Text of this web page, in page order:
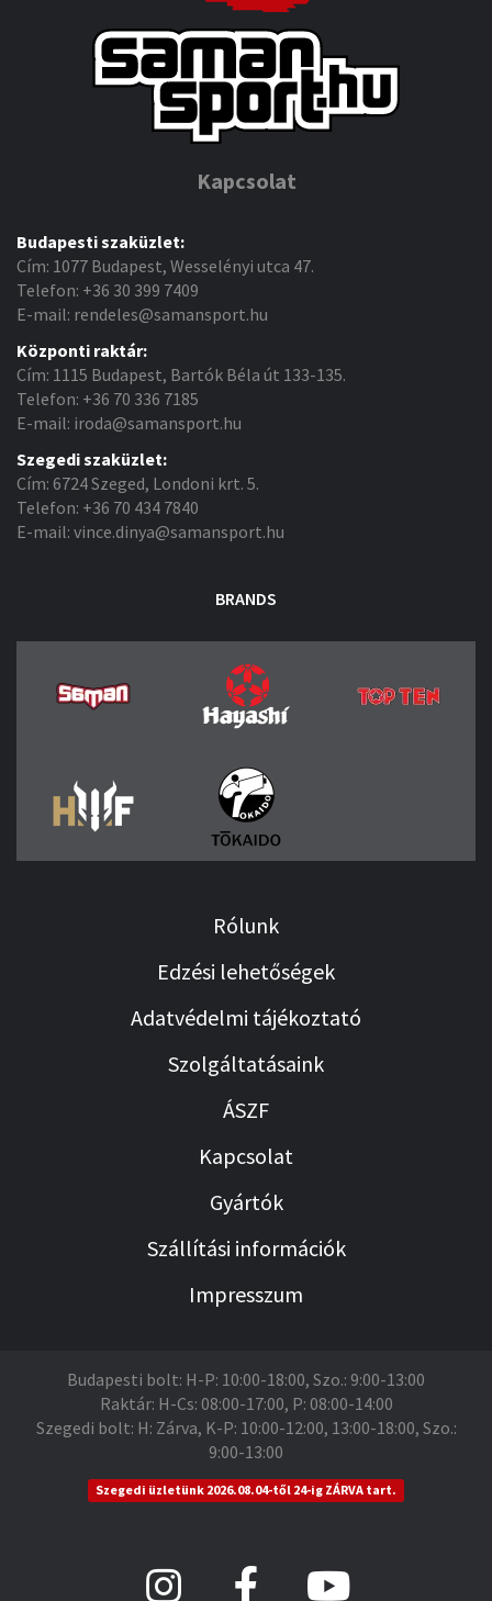
Kapcsolat
Budapesti szaküzlet:
Cím: 1077 Budapest, Wesselényi utca 47.
Telefon: +36 30 399 7409
E-mail: rendeles@samansport.hu
Központi raktár:
Cím: 1115 Budapest, Bartók Béla út 133-135.
Telefon: +36 70 336 7185
E-mail: iroda@samansport.hu
Szegedi szaküzlet:
Cím: 6724 Szeged, Londoni krt. 5.
Telefon: +36 70 434 7840
E-mail: vince.dinya@samansport.hu
BRANDS
Rólunk
Edzési lehetőségek
Adatvédelmi tájékoztató
Szolgáltatásaink
ÁSZF
Kapcsolat
Gyártók
Szállítási információk
Impresszum
Budapesti bolt: H-P: 10:00-18:00, Szo.: 9:00-13:00
Raktár: H-Cs: 08:00-17:00, P: 08:00-14:00
Szegedi bolt: H: Zárva, K-P: 10:00-12:00, 13:00-18:00, Szo.:
9:00-13:00
Szegedi üzletünk 2026.08.04-től 24-ig ZÁRVA tart.